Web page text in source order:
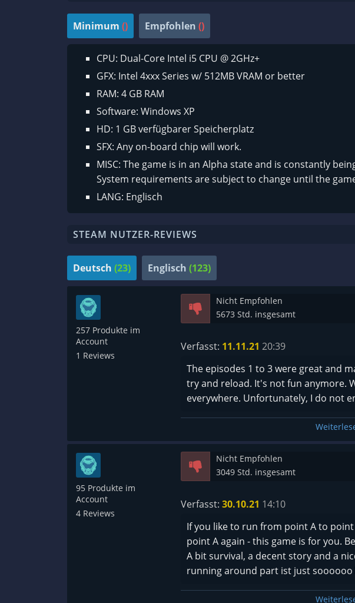
Minimum () Empfohlen ()
CPU: Dual-Core Intel i5 CPU @ 2GHz+
GFX: Intel 4xxx Series w/ 512MB VRAM or better
RAM: 4 GB RAM
Software: Windows XP
HD: 1 GB verfügbarer Speicherplatz
SFX: Any on-board chip will work.
MISC: The game is in an Alpha state and is constantly
System requirements are subject to change until the
LANG: Englisch
STEAM NUTZER-REVIEWS
Deutsch (23) Englisch (123)
257 Produkte im
Account
1 Reviews
Nicht Empfohlen
5673 Std. insgesamt
Verfasst: 11.11.21 20:39
The episodes 1 to 3 were great and
try and reload. It's not fun anymore.
everywhere. Unfortunately, I do not
95 Produkte im
Account
4 Reviews
Nicht Empfohlen
3049 Std. insgesamt
Verfasst: 30.10.21 14:10
If you like to run from point A to
point A again - this game is for you.
A bit survival, a decent story and a
running around part ist just soooooo